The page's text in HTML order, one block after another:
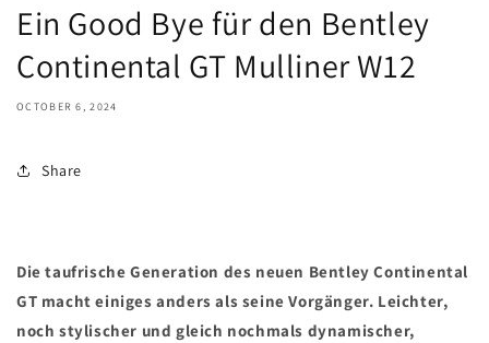
Ein Good Bye für den Bentley
Continental GT Mulliner W12
OCTOBER 6, 2024
Share
Die taufrische Generation des neuen Bentley Continental
GT macht einiges anders als seine Vorgänger. Leichter,
noch stylischer und gleich nochmals dynamischer,